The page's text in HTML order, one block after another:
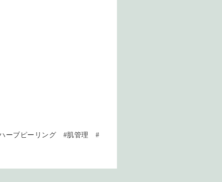
ーブピーリング #肌管理 #